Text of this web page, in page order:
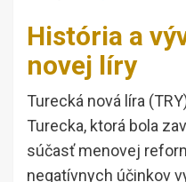
História a
novej líry
Turecká nová líra
Turecka, ktorá bola
súčasť menovej
negatívnych účinkov